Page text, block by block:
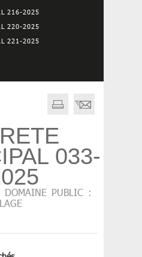
216-2025
220-2025
221-2025
033-
DOMAINE PUBLIC :